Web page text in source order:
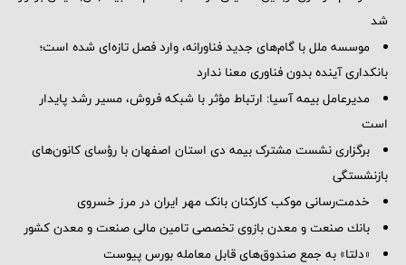
شد
موسسه ملل با گام‌های جدید فناورانه، وارد فصل تازه‌ای شده است؛
بانکداری آینده بدون فناوری معنا ندارد
مدیرعامل بیمه آسیا: ارتباط مؤثر با شبکه فروش، مسیر رشد پایدار
است
برگزاری نشست مشترک بیمه دی استان اصفهان با رؤسای کانون‌های
بازنشستگی
خدمت‌رسانی موکب کارکنان بانک مهر ایران در مرز خسروی
بانك صنعت و معدن بازوی تخصصی تامین مالی صنعت و معدن كشور
«دلتا» به جمع صندوق‌های قابل معامله بورس پیوست